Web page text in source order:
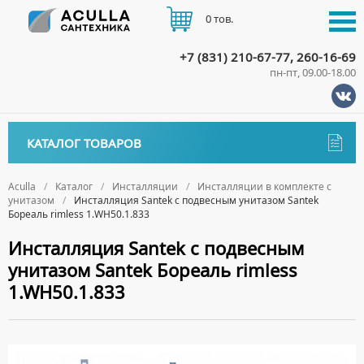
Aculla Каталог Инсталляции
Инсталляции в комплекте с
унитазом
Инсталляция Santek с подвесным унитазом Santek
Бореаль rimless 1.WH50.1.833
Инсталляция Santek с подвесным
унитазом Santek Бореаль rimless
1.WH50.1.833
КАТАЛОГ ТОВАРОВ
ДЕРЖАТЕЛИ
ДОЗАТОРЫ ДЛЯ МЫЛА
ЕРШИКИ
КРЮЧКИ
Биде
ПОДВЕСНЫЕ БИДЕ
КРЫШКИ ДЛЯ БИДЕ
АКРИЛОВЫЕ ВАННЫ
МРАМОРНЫЕ ВАННЫ
Ванны комплектующие
БОКОВЫЕ ПАНЕЛИ
НОЖКИ
Водонагреватели
Встройка
+7 (831) 210-67-77, 260-16-69
пн-пт, 09.00-18.00
0 тов.
ДОСТАВКА
КОНТАКТЫ